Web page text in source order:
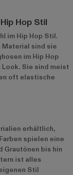
Hop Stil
im Hip Hop Stil.
Material sind sie
im Hip Hop
Sie sind meist
oft elastische
erhältlich,
spielen eine
Grautönen bis hin
ist alles
Stil